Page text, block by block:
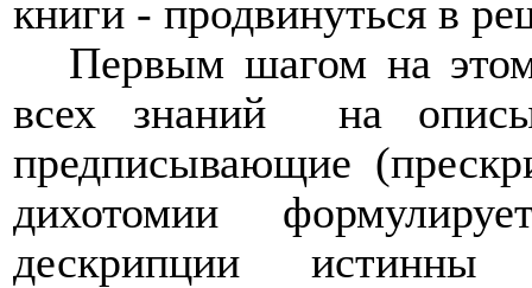
книги - продвинуться в
Первым шагом на
всех знаний
на
предписывающие
дихотомии
дескрипции